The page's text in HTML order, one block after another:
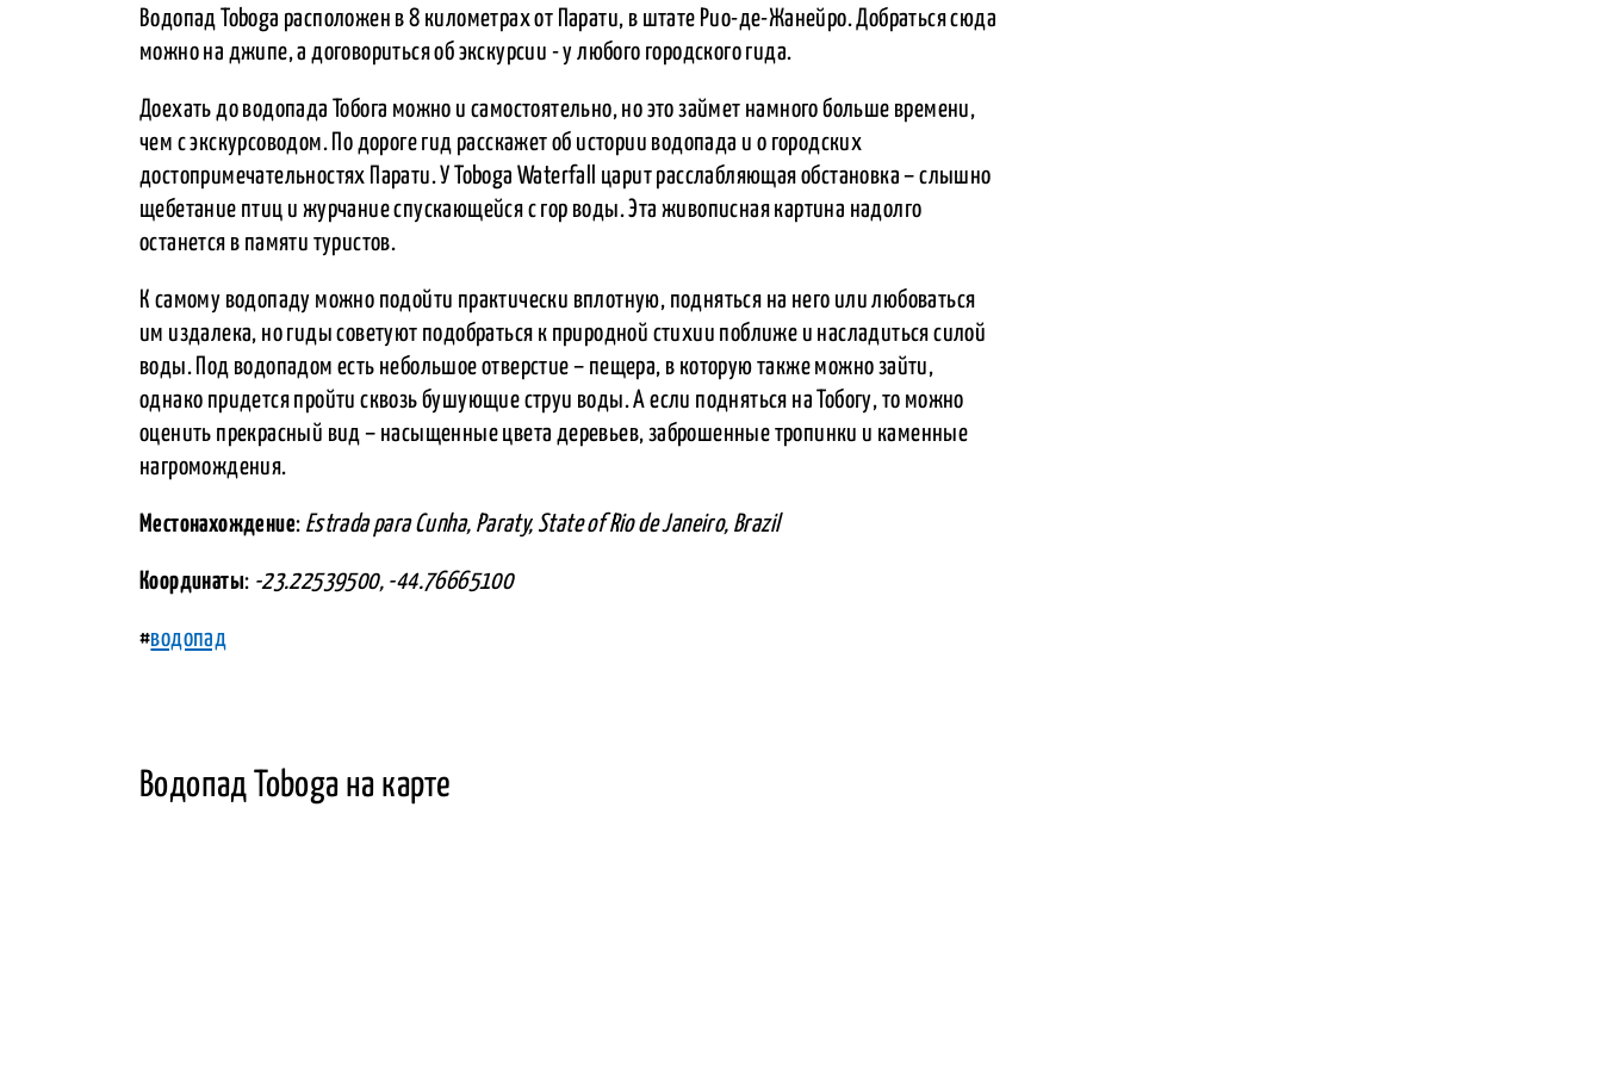
Водопад Toboga расположен в 8 километрах от Парати, в штате Рио-де-Жанейро. Добраться сюда
можно на джипе, а договориться об экскурсии - у любого городского гида.
Доехать до водопада Тобога можно и самостоятельно, но это займет намного больше времени,
чем с экскурсоводом. По дороге гид расскажет об истории водопада и о городских
достопримечательностях Парати. У Toboga Waterfall царит расслабляющая обстановка – слышно
щебетание птиц и журчание спускающейся с гор воды. Эта живописная картина надолго
останется в памяти туристов.
К самому водопаду можно подойти практически вплотную, подняться на него или любоваться
им издалека, но гиды советуют подобраться к природной стихии поближе и насладиться силой
воды. Под водопадом есть небольшое отверстие – пещера, в которую также можно зайти,
однако придется пройти сквозь бушующие струи воды. А если подняться на Тобогу, то можно
оценить прекрасный вид – насыщенные цвета деревьев, заброшенные тропинки и каменные
нагромождения.
Местонахождение: Estrada para Cunha, Paraty, State of Rio de Janeiro, Brazil
Координаты: -23.22539500, -44.76665100
#водопад
Водопад Toboga на карте